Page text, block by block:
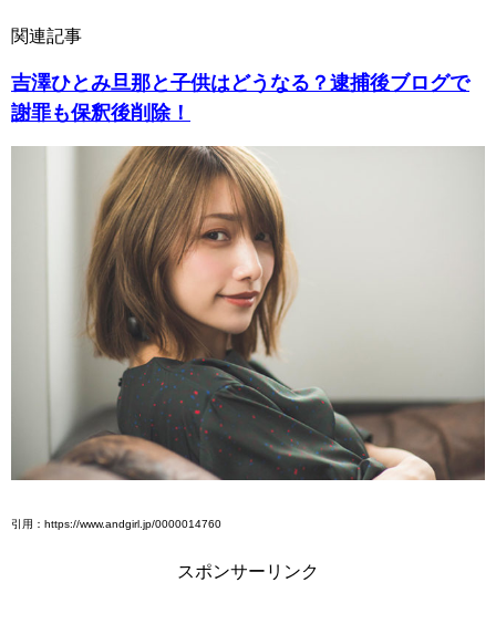
関連記事
吉澤ひとみ旦那と子供はどうなる？逮捕後ブログで
謝罪も保釈後削除！
引用：https://www.andgirl.jp/0000014760
スポンサーリンク